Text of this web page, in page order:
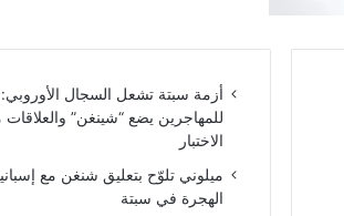
أزمة سبتة تشعل السجال
للمهاجرين يضع “شينغن”
الاختبار
ميلوني تلوّح بتعليق شنغن مع
الهجرة في سبتة